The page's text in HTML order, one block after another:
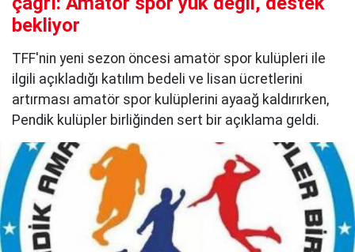
bekliyor
TFF'nin yeni sezon öncesi amatör spor kulüpleri ile
ilgili açıkladığı katılım bedeli ve lisan ücretlerini
artırması amatör spor kulüplerini ayaağ kaldırırken,
Pendik kulüpler birliğinden sert bir açıklama geldi.